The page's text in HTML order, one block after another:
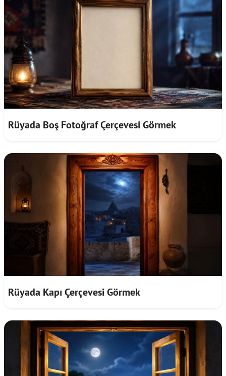
Rüyada Boş Fotoğraf Çerçevesi Görmek
Rüyada Kapı Çerçevesi Görmek